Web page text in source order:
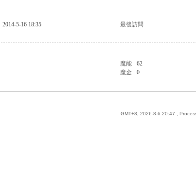
2014-5-16 18:35
最後訪問
魔能
62
魔金 0
GMT+8, 2026-8-6 20:47 ,